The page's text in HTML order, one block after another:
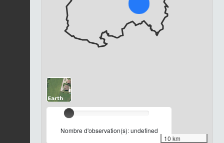
Nombre d'observation(s): undefined
10 km